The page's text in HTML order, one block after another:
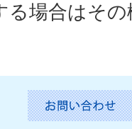
る場合はそ